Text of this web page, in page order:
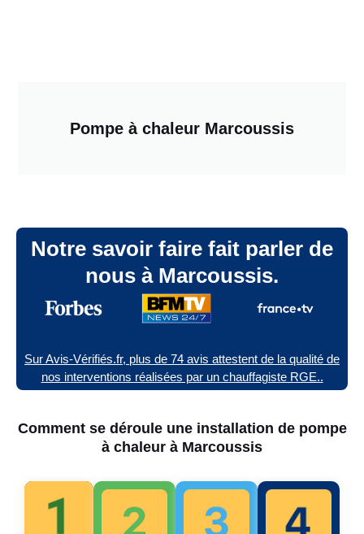
Pompe à chaleur Marcoussis
Notre savoir faire fait parler de
nous à Marcoussis.
Sur Avis-Vérifiés.fr, plus de 74 avis attestent de la qualité de
nos interventions réalisées par un chauffagiste RGE..
Comment se déroule une installation de pompe
à chaleur à Marcoussis